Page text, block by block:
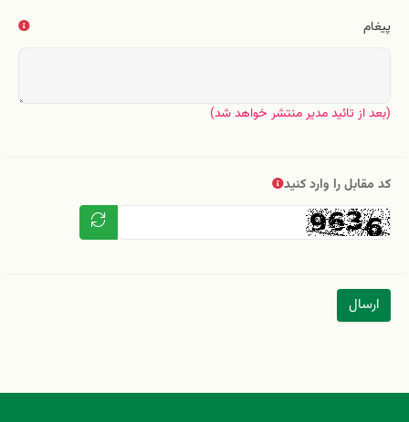
پیغام
(بعد از تائید مدیر منتشر خواهد شد)
کد مقابل را وارد کنید
ارسال